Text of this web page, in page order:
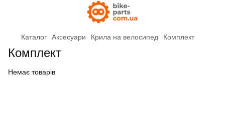
Каталог Аксесуари Крила на велосипед Комплект
Комплект
Немає товарів